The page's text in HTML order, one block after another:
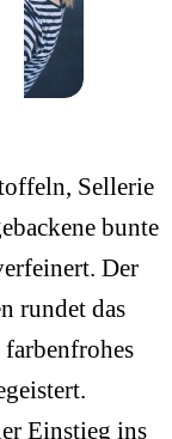
Sellerie
bunte
Der
rundet das
Einstieg ins